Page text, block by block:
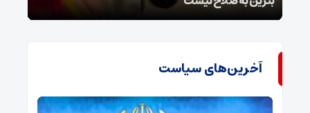
آخرین‌های سیاست